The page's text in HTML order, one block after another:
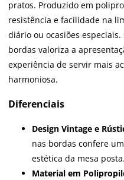
pratos. Produzido em
resistência e facilidade na
diário ou ocasiões
bordas valoriza a
experiência de servir mais
harmoniosa.
Diferenciais
Design Vintage e
nas bordas confere
estética da mesa posta.
Material em